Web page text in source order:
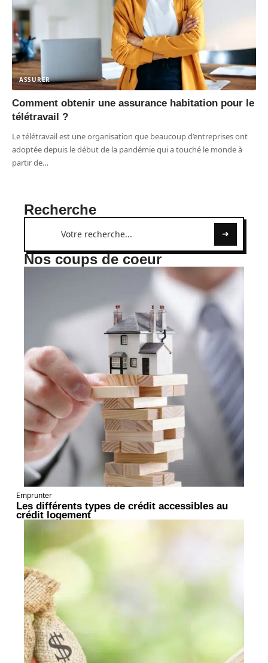
ASSURER
Comment obtenir une assurance habitation pour le
télétravail ?
Le télétravail est une organisation que beaucoup d’entreprises ont
adoptée depuis le début de la pandémie qui a touché le monde à
partir de…
Recherche
Nos coups de coeur
Emprunter
Les différents types de crédit accessibles au
crédit logement